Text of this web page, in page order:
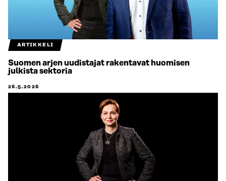
ARTIKKELI
Suomen arjen uudistajat rakentavat huomisen
julkista sektoria
26.5.2026